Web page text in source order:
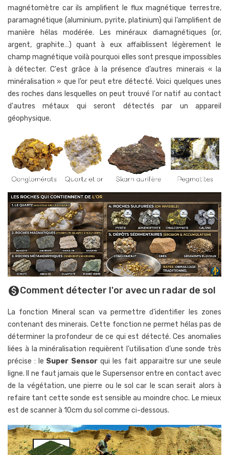
magnétomètre car ils amplifient le flux magnétique terrestre,
paramagnétique (aluminium, pyrite, platinium) qui l’amplifient de
manière hélas modérée. Les minéraux diamagnétiques (or,
argent, graphite…) quant à eux affaiblissent légèrement le
champ magnétique voilà pourquoi elles sont presque impossibles
à détecter. C'est grâce à la présence d’autres minerais « la
minéralisation » que l’or peut etre détecté. Voici quelques unes
des roches dans lesquelles on peut trouvé l'or natif au contact
d'autres métaux qui seront détectés par un appareil
géophysique.
monetization_onComment détecter l'or avec un radar de sol
La fonction Mineral scan va permettre d’identifier les zones
contenant des minerais. Cette fonction ne permet hélas pas de
déterminer la profondeur de ce qui est détecté. Ces anomalies
liées à la minéralisation requièrent l’utilisation d’une sonde très
précise : le Super Sensor qui les fait apparaitre sur une seule
ligne. Il ne faut jamais que le Supersensor entre en contact avec
de la végétation, une pierre ou le sol car le scan serait alors à
refaire tant cette sonde est sensible au moindre choc. Le mieux
est de scanner à 10cm du sol comme ci-dessous.